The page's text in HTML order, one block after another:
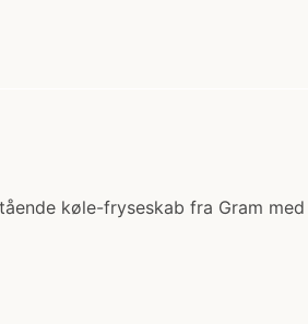
køle-fryseskab fra Gram